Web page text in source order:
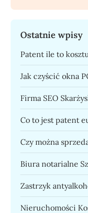
Ostatnie wpisy
Patent ile to
Jak czyścić okna
Firma SEO
Co to jest patent
Czy można
Biura notarialne
Zastrzyk
Nieruchomości